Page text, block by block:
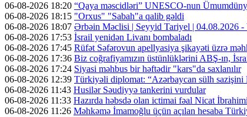
06-08-2026 18:20 “Qaya məscidləri” UNESCO-nun
06-08-2026 18:15 "Orxus" "Sabah"a qalib gəldi
06-08-2026 18:07 Ərbəin Məclisi | Seyyid Tariyel | 04.08.2026
06-08-2026 17:53 İsrail yenidən Livanı bombaladı
06-08-2026 17:45 Rüfət Səfərovun apellyasiya şikayəti üzrə
06-08-2026 17:36 Biz coğrafiyamızın üstünlüklərini ABŞ-ın,
06-08-2026 17:24 Siyasi məhbus bir həftədir "kars"da saxlanılır
06-08-2026 12:39 Türkiyəli diplomat: “Azərbaycan sülh sazişini
06-08-2026 11:43 Husilər Səudiyyə tankerini vurdular
06-08-2026 11:33 Hazırda həbsdə olan ictimai fəal Nicat
06-08-2026 11:26 Məhkəmə İmamoğlu üçün açılan hesaba